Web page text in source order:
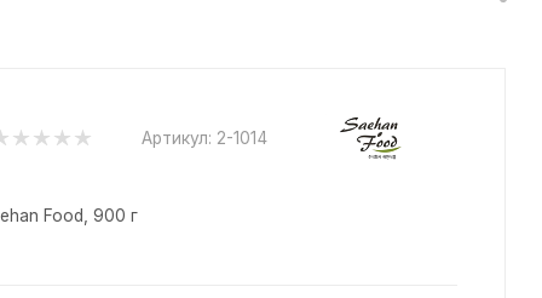
Артикул: 2-1014
Food, 900 г